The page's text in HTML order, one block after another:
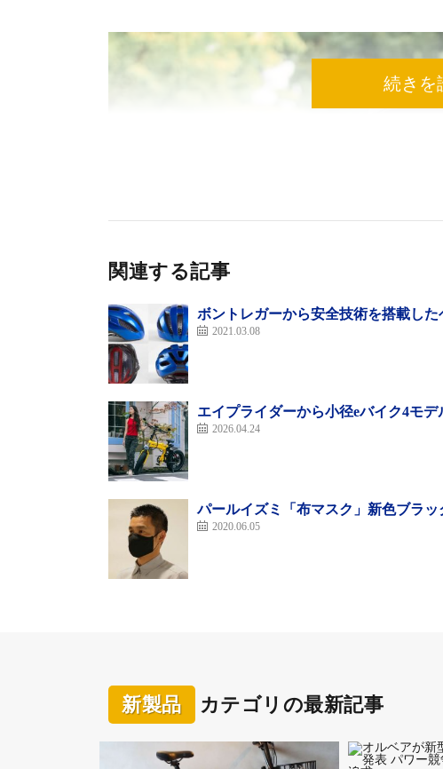
確認できるため、飼い主、ペットともに安心感を
続きを
関連する記事
ボントレガーから安全技術を搭載し
2021.03.08
エイプライダーから小径eバイク4モデ
2026.04.24
パールイズミ「布マスク」新色ブラ
2020.06.05
新製品 カテゴリの最新記事